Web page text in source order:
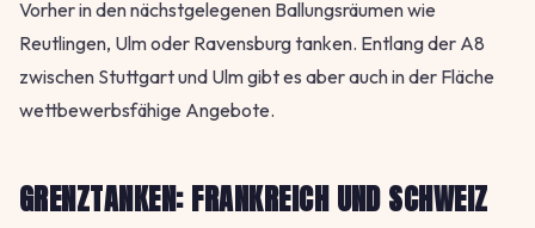
Vorher in den nächstgelegenen Ballungsräumen wie
Reutlingen, Ulm oder Ravensburg tanken. Entlang der A8
zwischen Stuttgart und Ulm gibt es aber auch in der Fläche
wettbewerbsfähige Angebote.
GRENZTANKEN: FRANKREICH UND SCHWEIZ